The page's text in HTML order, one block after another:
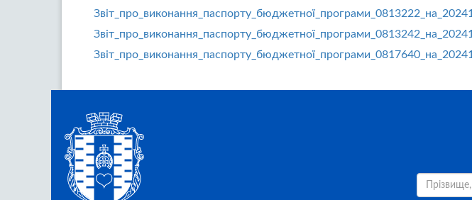
Звіт_про_виконання_паспорту_бюджетної_програми_0813222_на_20241
Звіт_про_виконання_паспорту_бюджетної_програми_0813242_на_20241
Звіт_про_виконання_паспорту_бюджетної_програми_0817640_на_20241